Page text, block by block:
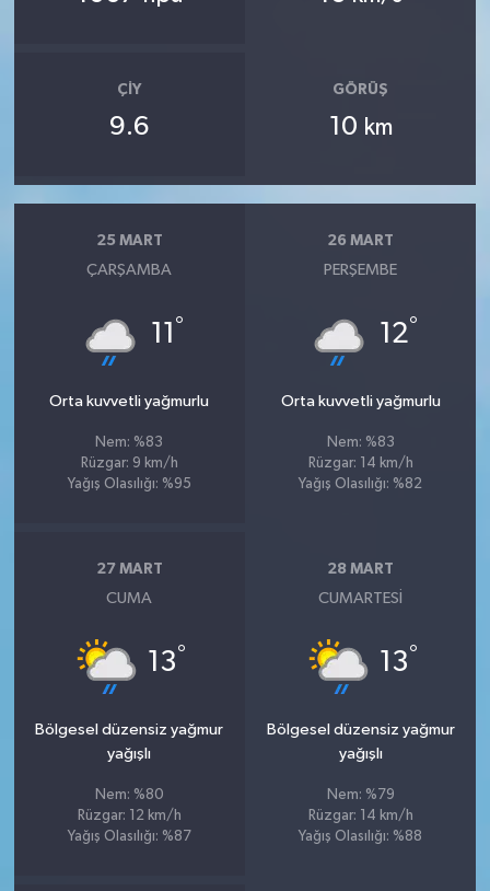
ÇIY
9.6
GÖRÜŞ
10 km
25 MART
ÇARŞAMBA
11 °
Orta kuvvetli yağmurlu
Nem: %83
Rüzgar: 9 km/h
Yağış Olasılığı: %95
26 MART
PERŞEMBE
12°
Orta kuvvetli yağmurlu
Nem: %83
Rüzgar: 14 km/h
Yağış Olasılığı: %82
27 MART
CUMA
13°
Bölgesel düzensiz yağmur
yağışlı
Nem: %80
Rüzgar: 12 km/h
Yağış Olasılığı: %87
28 MART
CUMARTESI
13°
Bölgesel düzensiz yağmur
yağışlı
Nem: %79
Rüzgar: 14 km/h
Yağış Olasılığı: %88